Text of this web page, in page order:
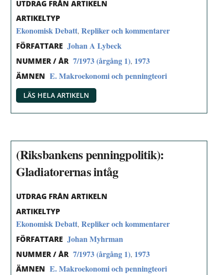
UTDRAG FRÅN ARTIKELN
ARTIKELTYP
Ekonomisk Debatt,Repliker och kommentarer
FÖRFATTARE Johan A Lybeck
NUMMER / ÅR 7/1973 (årgång 1), 1973
ÄMNEN E. Makroekonomi och penningteori
LÄS HELA ARTIKELN
(Riksbankens penningpolitik):
Gladiatorernas intåg
UTDRAG FRÅN ARTIKELN
ARTIKELTYP
Ekonomisk Debatt,Repliker och kommentarer
FÖRFATTARE Johan Myhrman
NUMMER / ÅR 7/1973 (årgång 1), 1973
ÄMNEN E. Makroekonomi och penningteori